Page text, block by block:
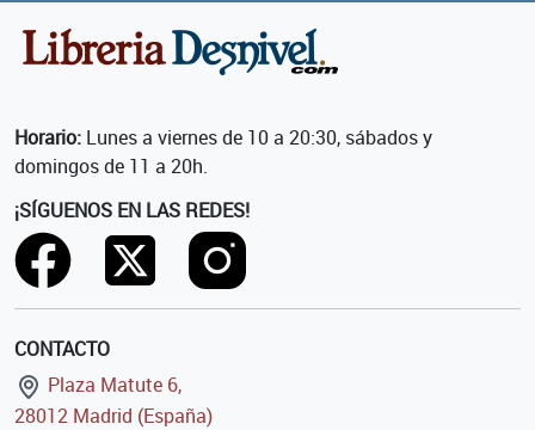
Horario: Lunes a viernes de 10 a 20:30, sábados y
domingos de 11 a 20h.
¡SÍGUENOS EN LAS REDES!
CONTACTO
Plaza Matute 6,
28012 Madrid (España)